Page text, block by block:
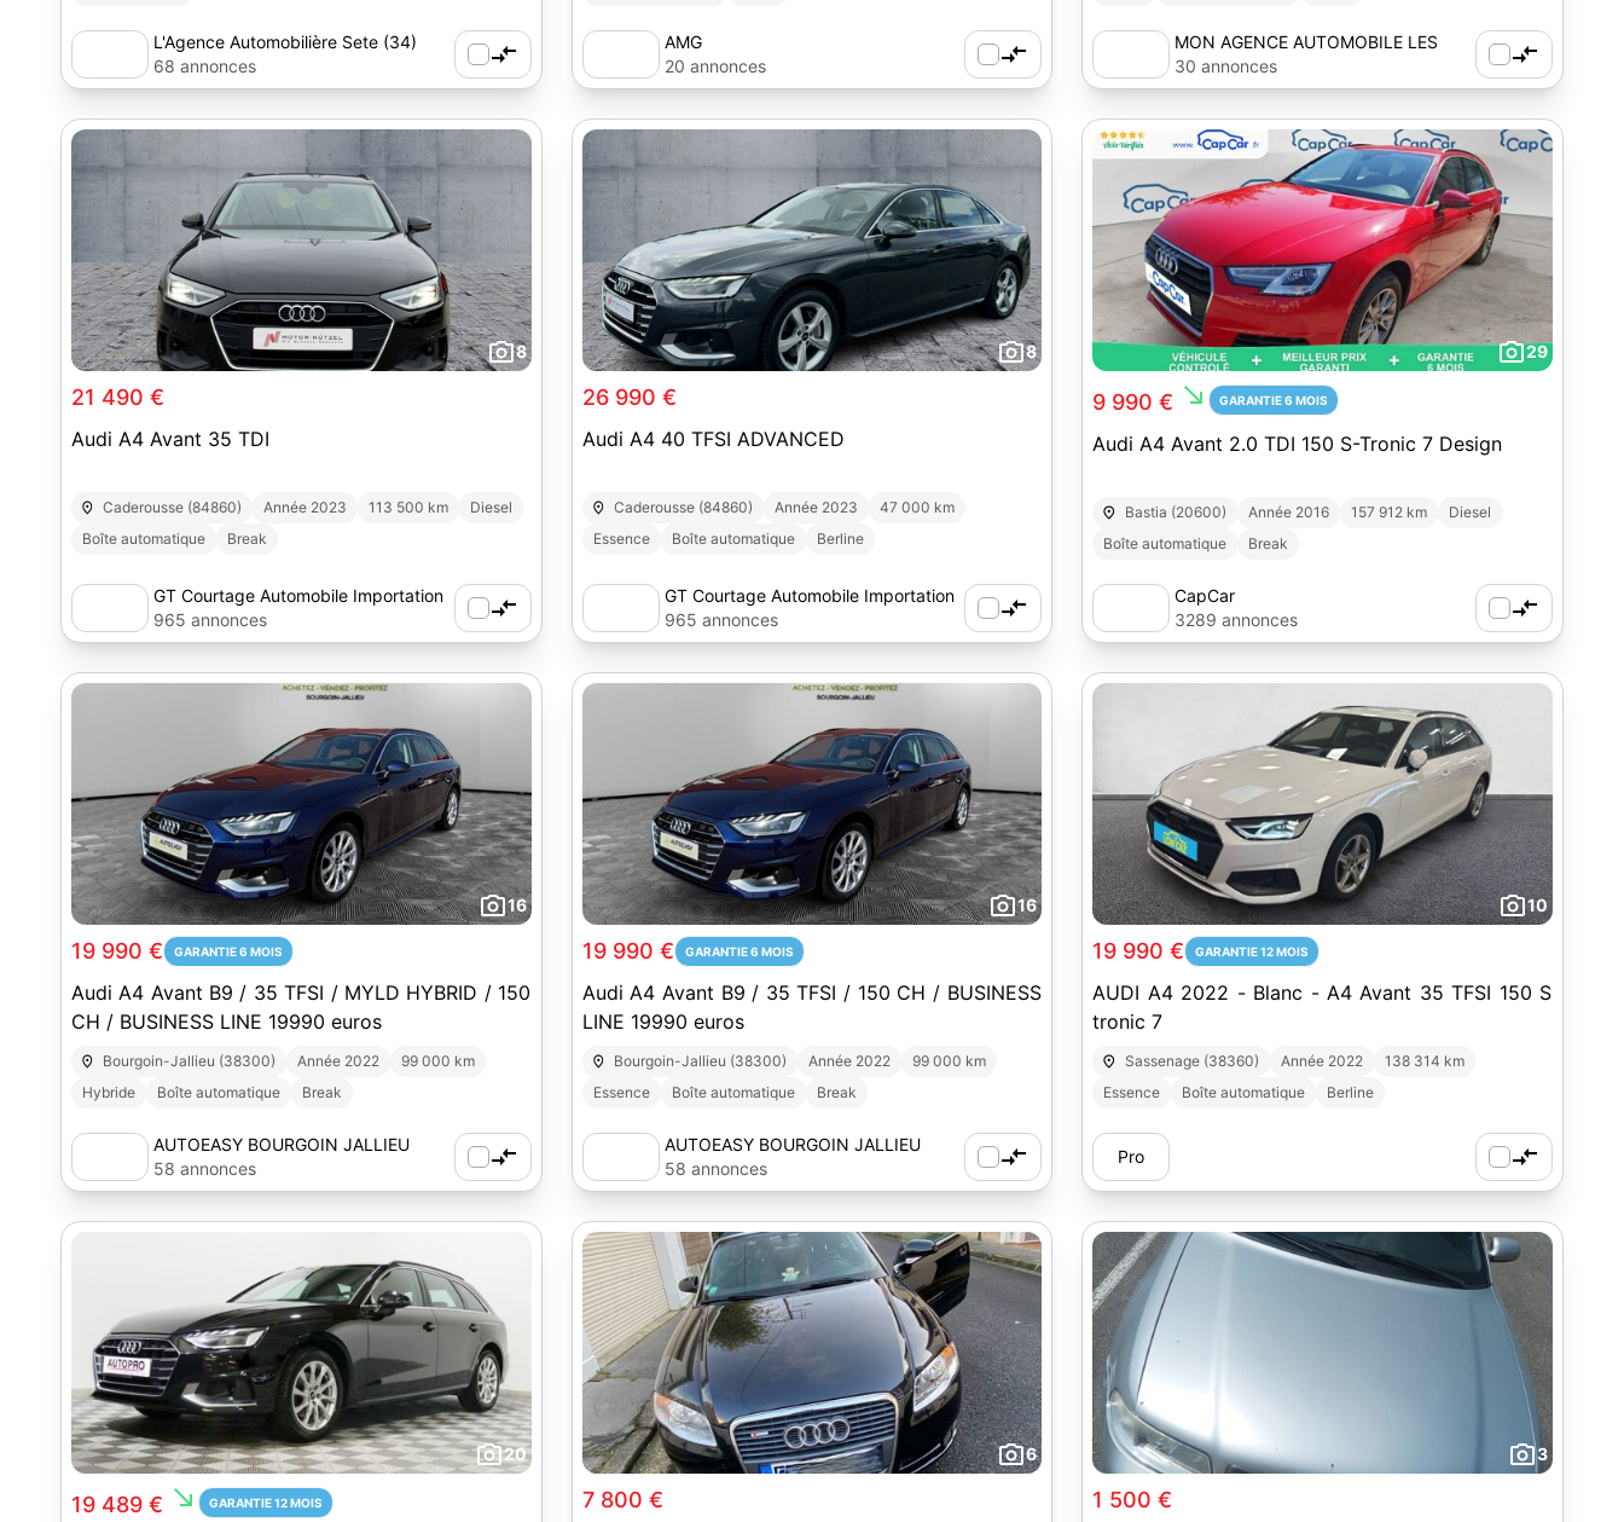
L'Agence Automobilière Sete (34)
68 annonces
AMG
20 annonces
MON AGENCE AUTOMOBILE LES
SABLES D'OLONNE
30 annonces
8
21 490 €
Audi A4 Avant 35 TDI
Caderousse (84860) Année 2023 113 500 km
Diesel
Boîte automatique
Break
GT Courtage Automobile Importation
965 annonces
8
26 990 €
Audi A4 40 TFSI ADVANCED
Caderousse (84860) Année 2023
47 000 km
Essence
Boîte automatique Berline
GT Courtage Automobile Importation
965 annonces
29
9 990 € south_east GARANTIE 6 MOIS
Audi A4 Avant 2.0 TDI 150 S-Tronic 7 Design
Bastia (20600) Année 2016 157 912 km
Diesel
Boîte automatique
Break
CapCar
3289 annonces
16
19 990 € GARANTIE 6 MOIS
Audi A4 Avant B9 / 35 TFSI / MYLD HYBRID / 150
CH / BUSINESS LINE 19990 euros
Bourgoin-Jallieu (38300) Année 2022
99 000 km
Hybride
Boîte automatique Break
AUTOEASY BOURGOIN JALLIEU
58 annonces
16
19 990 € GARANTIE 6 MOIS
Audi A4 Avant B9 / 35 TFSI / 150 CH / BUSINESS
LINE 19990 euros
Bourgoin-Jallieu (38300) Année 2022
99 000 km
Essence
Boîte automatique Break
AUTOEASY BOURGOIN JALLIEU
58 annonces
10
19 990 € GARANTIE 12 MOIS
AUDI A4 2022 - Blanc - A4 Avant 35 TFSI 150 S
tronic 7
Sassenage (38360) Année 2022
138 314 km
Essence
Boîte automatique Berline
Pro
20
19 489 € south_east GARANTIE 12 MOIS
6
7 800 €
3
1 500 €